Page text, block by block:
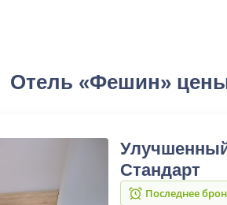
Отель «Фешин»
Стандарт
Последнее